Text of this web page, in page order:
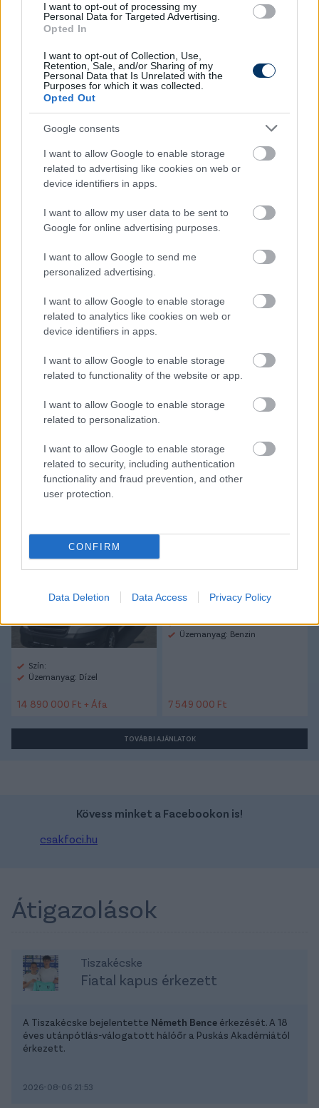
I want to opt-out of processing my
Personal Data for Targeted Advertising.
Opted In
I want to opt-out of Collection, Use,
Retention, Sale, and/or Sharing of my
Personal Data that Is Unrelated with the
Purposes for which it was collected.
Opted Out
Google consents
I want to allow Google to enable storage
related to advertising like cookies on web or
device identifiers in apps.
I want to allow my user data to be sent to
Google for online advertising purposes.
I want to allow Google to send me
personalized advertising.
I want to allow Google to enable storage
related to analytics like cookies on web or
device identifiers in apps.
I want to allow Google to enable storage
related to functionality of the website or app.
I want to allow Google to enable storage
related to personalization.
I want to allow Google to enable storage
related to security, including authentication
functionality and fraud prevention, and other
user protection.
CONFIRM
Data Deletion Data Access Privacy Policy
Premier League: Bődületes bombagól
is kellett Szoboszlaiék kötelező
győzelméhez - videók
A hajrában nyerte meg a meccset a Liverpool a
sereghajtó ellen.
Itt állíthatod be, hogy a Csakfoci az elsők
között legyen a Google-találatokban
Tetszett a cikk? Megosztanád?
CÍMKÉK: #MAGYAR KUPA #MOL MAGYAR KUPA
Autópiac
2.0L(165) M6 RWD /
KÖZELI ÉRKEZÉS!
Szín:
Üzemanyag: Dízel
14 890 000 Ft + Áfa
Szín: Kék
Üzemanyag: Benzin
7 549 000 Ft
TOVÁBBI AJÁNLATOK
Kövess minket a Facebookon is!
csakfoci.hu
Átigazolások
Tiszakécske
Fiatal kapus érkezett
A Tiszakécske bejelentette Németh Bence érkezését. A 18
éves utánpótlás-válogatott hálóőr a Puskás Akadémiától
érkezett.
2026-08-06 21:53